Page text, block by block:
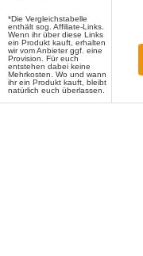
*Die Vergleichstabelle
enthält sog. Affiliate-Links.
Wenn ihr über diese Links
ein Produkt kauft, erhalten
wir vom Anbieter ggf. eine
Provision. Für euch
entstehen dabei keine
Mehrkosten. Wo und wann
ihr ein Produkt kauft, bleibt
natürlich euch überlassen.